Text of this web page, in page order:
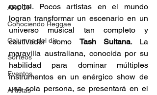
ANCOP
Conociendo Reggae
Columna del día
Sorteos
Eventos
Artistas
capital. Pocos artistas en el mundo
logran transformar un escenario en un
universo musical tan completo y
cautivador como Tash Sultana. La
maravilla australiana, conocida por su
habilidad para dominar múltiples
instrumentos en un enérgico show de